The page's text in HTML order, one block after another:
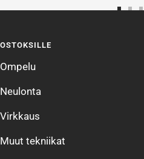
OSTOKSILLE
Ompelu
Neulonta
Virkkaus
Muut tekniikat